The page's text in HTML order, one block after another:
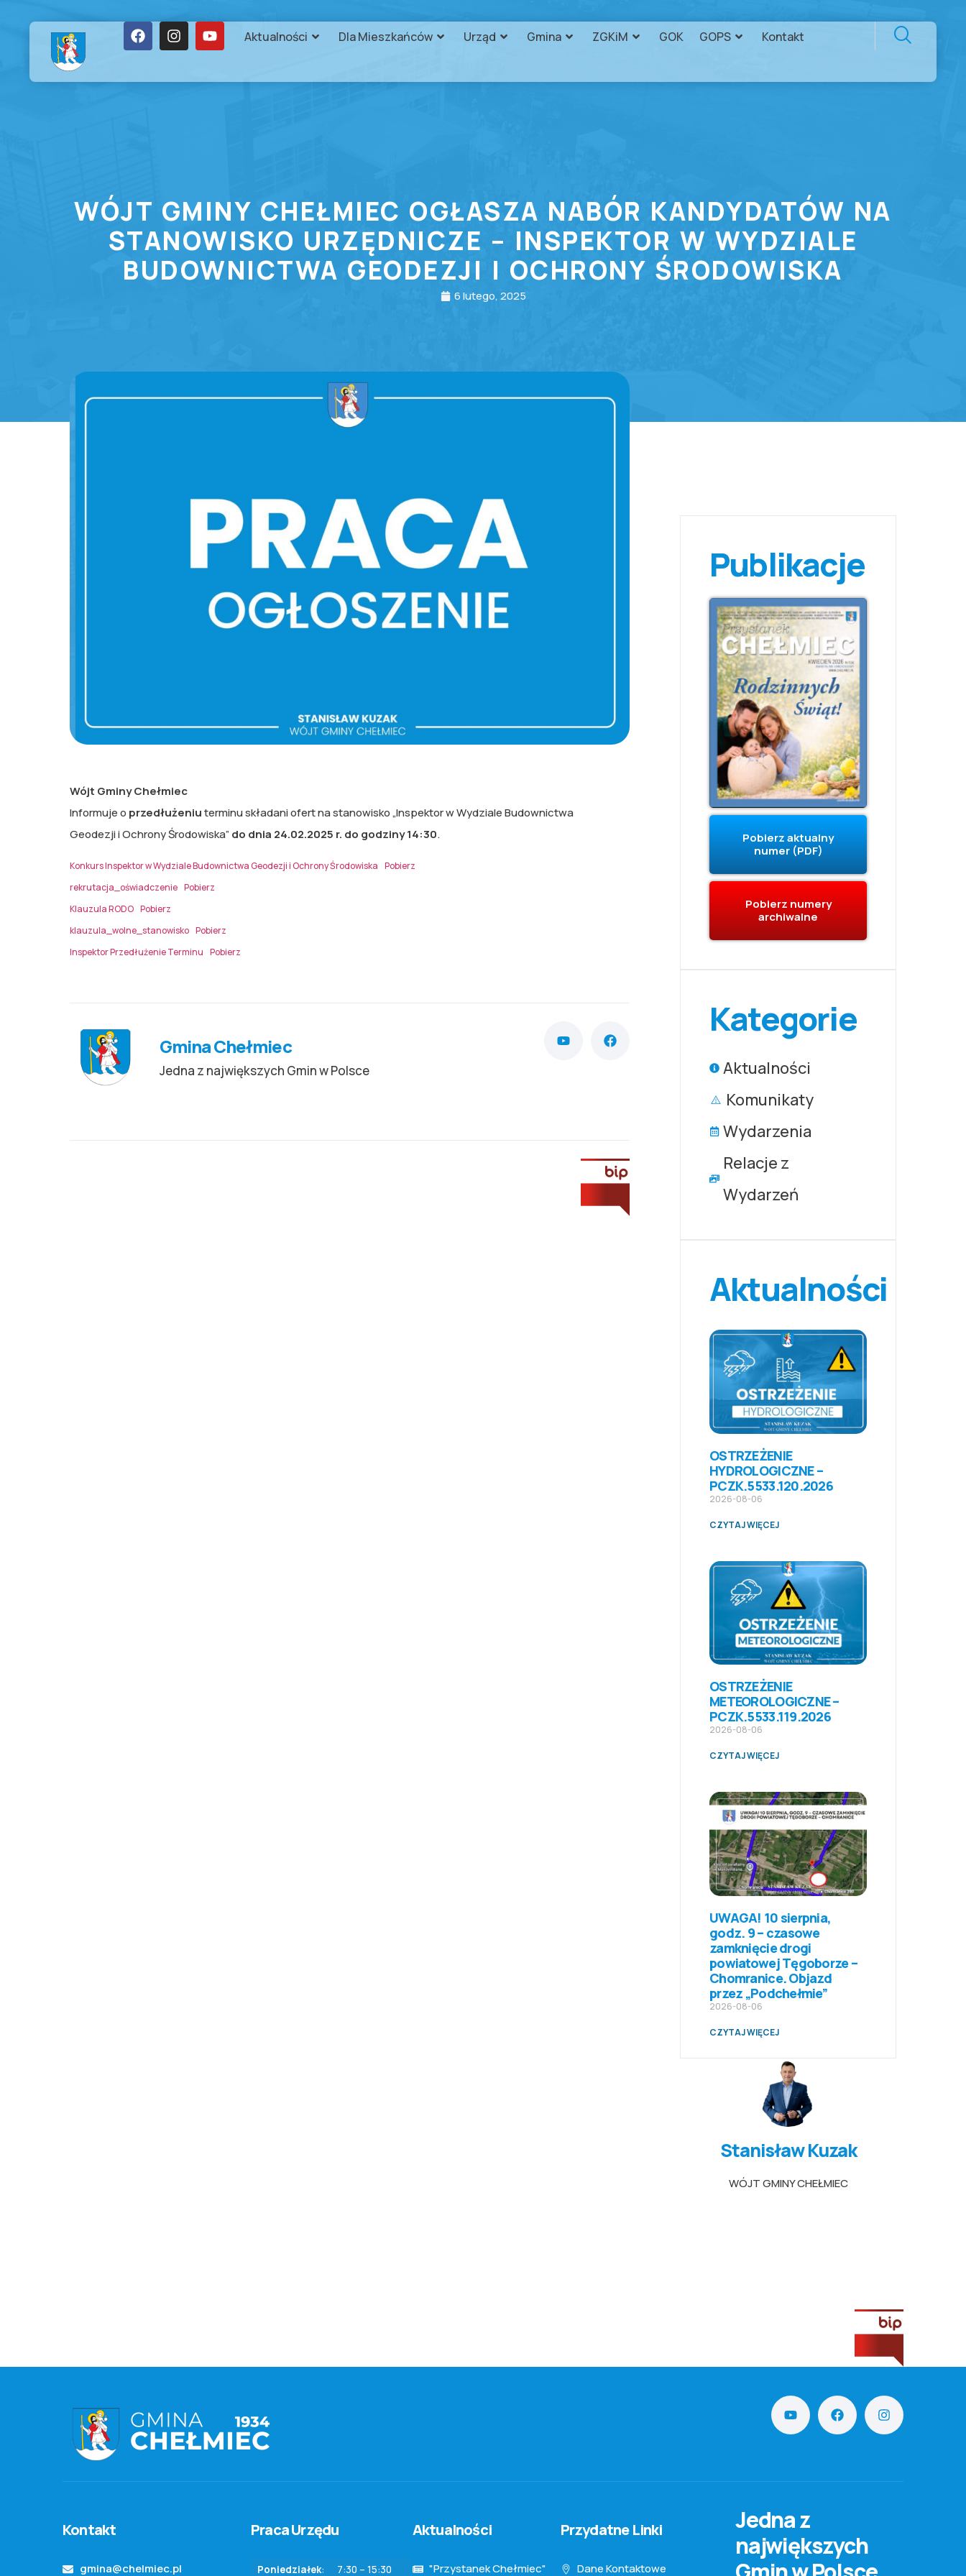
Aktualności Dla Mieszkańców Urząd Gmina ZGKiM GOK GOPS Kontakt
WÓJT GMINY CHEŁMIEC OGŁASZA NABÓR KANDYDATÓW NA
STANOWISKO URZĘDNICZE – INSPEKTOR W WYDZIALE
BUDOWNICTWA GEODEZJI I OCHRONY ŚRODOWISKA
6 lutego, 2025
Wójt Gminy Chełmiec
Informuje o przedłużeniuterminu składani ofert na stanowisko „Inspektor w Wydziale Budownictwa
Geodezji i Ochrony Środowiska” do dnia 24.02.2025 r. do godziny 14:30.
Konkurs Inspektor w Wydziale Budownictwa Geodezji i Ochrony Środowiska Pobierz
rekrutacja_oświadczenie Pobierz
Klauzula RODO Pobierz
klauzula_wolne_stanowisko Pobierz
Inspektor Przedłużenie Terminu Pobierz
Gmina Chełmiec
Jedna z największych Gmin w Polsce
Publikacje
Pobierz aktualny
numer (PDF)
Pobierz numery
archiwalne
Kategorie
Aktualności
Komunikaty
Wydarzenia
Relacje z
Wydarzeń
Aktualności
OSTRZEŻENIE
HYDROLOGICZNE –
PCZK.5533.120.2026
2026-08-06
CZYTAJ WIĘCEJ
OSTRZEŻENIE
METEOROLOGICZNE –
PCZK.5533.119.2026
2026-08-06
CZYTAJ WIĘCEJ
UWAGA! 10 sierpnia,
godz. 9 – czasowe
zamknięcie drogi
powiatowej Tęgoborze –
Chomranice. Objazd
przez „Podchełmie”
2026-08-06
CZYTAJ WIĘCEJ
Stanisław Kuzak
WÓJT GMINY CHEŁMIEC
Kontakt
gmina@chelmiec.pl
Praca Urzędu
Poniedziałek: 7:30 – 15:30
Aktualności
"Przystanek Chełmiec"
Przydatne Linki
Dane Kontaktowe
Jedna z
największych